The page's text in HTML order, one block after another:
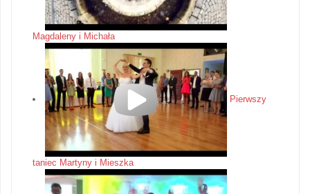
Magdaleny i Michała
Pierwszy
taniec Martyny i Mieszka